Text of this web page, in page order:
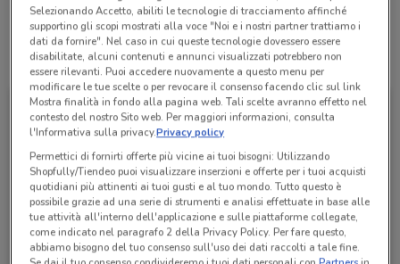
Tutte le promozioni di questo negozio
Selezionando Accetto, abiliti le tecnologie di tracciamento affinché
supportino gli scopi mostrati alla voce "Noi e i nostri partner trattiamo i
dati da fornire". Nel caso in cui queste tecnologie dovessero essere
disabilitate, alcuni contenuti e annunci visualizzati potrebbero non
essere rilevanti. Puoi accedere nuovamente a questo menu per
modificare le tue scelte o per revocare il consenso facendo clic sul link
Mostra finalità in fondo alla pagina web. Tali scelte avranno effetto nel
contesto del nostro Sito web. Per maggiori informazioni, consulta
l'Informativa sulla privacy.Privacy policy
Permettici di fornirti offerte più vicine ai tuoi bisogni: Utilizzando
Shopfully/Tiendeo puoi visualizzare inserzioni e offerte per i tuoi acquisti
quotidiani più attinenti ai tuoi gusti e al tuo mondo. Tutto questo è
possibile grazie ad una serie di strumenti e analisi effettuate in base alle
tue attività all'interno dell'applicazione e sulle piattaforme collegate,
come indicato nel paragrafo 2 della Privacy Policy. Per fare questo,
abbiamo bisogno del tuo consenso sull'uso dei dati raccolti a tale fine.